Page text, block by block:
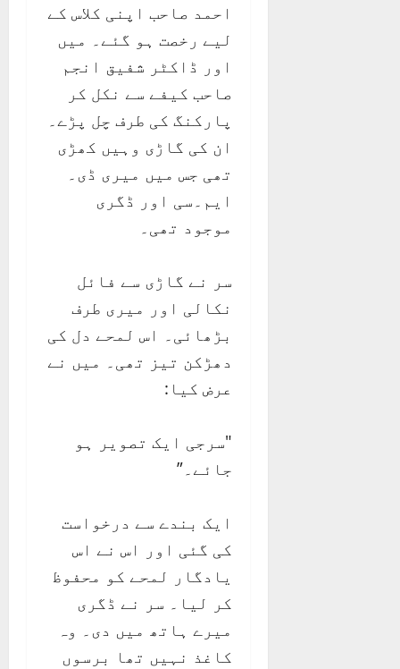
احمد صاحب اپنی کلاس کے
لیے رخصت ہو گئے۔ میں
اور ڈاکٹر شفیق انجم
صاحب کیفے سے نکل کر
پارکنگ کی طرف چل پڑے۔
ان کی گاڑی وہیں کھڑی
تھی جس میں میری ڈی۔
ایم۔سی اور ڈگری
موجود تھی۔
سر نے گاڑی سے فائل
نکالی اور میری طرف
بڑھائی۔ اس لمحے دل کی
دھڑکن تیز تھی۔ میں نے
عرض کیا:
"سرجی ایک تصویر ہو
جائے۔”
ایک بندے سے درخواست
کی گئی اور اس نے اس
یادگار لمحے کو محفوظ
کر لیا۔ سر نے ڈگری
میرے ہاتھ میں دی۔ وہ
کاغذ نہیں تھا برسوں